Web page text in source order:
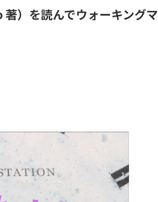
著）を読んでウォーキングマ